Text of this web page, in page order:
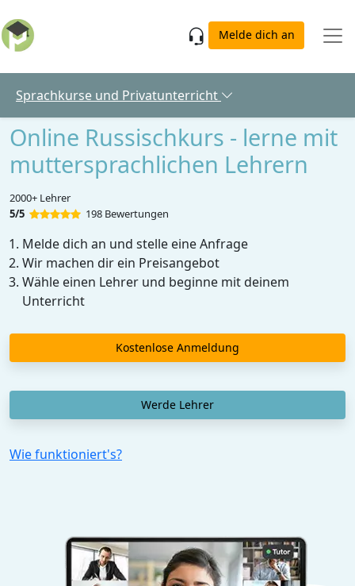
Melde dich an
Sprachkurse und Privatunterricht
Online Russischkurs - lerne mit
muttersprachlichen Lehrern
2000+ Lehrer
5/5
198 Bewertungen
Melde dich an und stelle eine Anfrage
Wir machen dir ein Preisangebot
Wähle einen Lehrer und beginne mit deinem
Unterricht
Kostenlose Anmeldung
Werde Lehrer
Wie funktioniert's?